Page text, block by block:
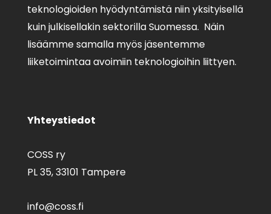
teknologioiden hyödyntämistä niin yksityisellä
kuin julkisellakin sektorilla Suomessa. Näin
lisäämme samalla myös jäsentemme
liiketoimintaa avoimiin teknologioihin liittyen.
Yhteystiedot
COSS ry
PL 35,33101 Tampere
info@coss.fi